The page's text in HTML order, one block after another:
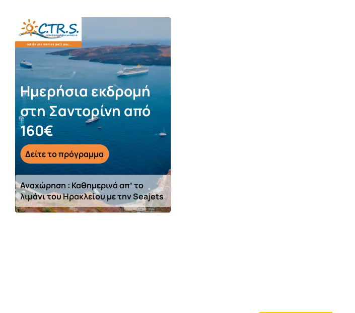
Ημερήσια εκδρομή
στη Σαντορίνη από
160€
Δείτε το πρόγραμμα
Αναχώρηση : Καθημερινά απ’ το
λιμάνι του Ηρακλείου με την Seajets